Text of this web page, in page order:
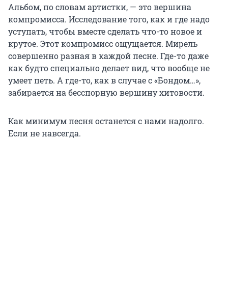
Альбом, по словам артистки, — это вершина
компромисса. Исследование того, как и где надо
уступать, чтобы вместе сделать что-то новое и
крутое. Этот компромисс ощущается. Мирель
совершенно разная в каждой песне. Где-то даже
как будто специально делает вид, что вообще не
умеет петь. А где-то, как в случае с «Бондом…»,
забирается на бесспорную вершину хитовости.
Как минимум песня останется с нами надолго.
Если не навсегда.